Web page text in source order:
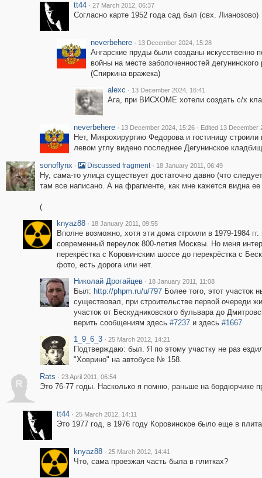
tt44 · 27 March 2012, 06:37
Согласно карте 1952 года сад был (свх. Лианозово)
neverbehere · 13 December 2024, 15:28
Ангарские пруды были созданы искусственно
войны на месте заболоченностей дегунинского
(Спиркина вражека)
alexc · 13 December 2024, 16:41
Ага, при ВИСХОМЕ хотели создать с/х
neverbehere · 13 December 2024, 15:26 · Edited 13 December
Нет, Микрохирургию Федорова и гостиницу
левом углу видено последнее Дегунинское
sonoflynx · Discussed fragment · 18 January 2011, 06:49
Ну, сама-то улица существует достаточно давно (что
там все написано. А на фрагменте, как мне кажется видна
(
knyaz88 · 18 January 2011, 09:55
Вполне возможно, хотя эти дома строили в 1979-1984
современный переулок 800-летия Москвы. Но меня
перекрёстка с Коровинским шоссе до перекрёстка с
фото, есть дорога или нет.
Николай Дрогайцев · 18 January 2011, 11:08
Был: http://phpm.ru/u/797Более того, этот участок
существовал, при строительстве первой очереди
участок от Бескудниковского бульвара до
верить сообщениям здесь #7237и здесь #1667
1_9_6_3 · 25 March 2012, 14:21
Подтверждаю: был. Я по этому участку не раз
"Ховрино" на автобусе № 158.
R
Rats · 23 April 2011, 06:54
Это 76-77 годы. Насколько я помню, раньше на бордюрчике
tt44 · 25 March 2012, 14:11
Это 1977 год, в 1976 году Коровинское было еще в
knyaz88 · 25 March 2012, 14:41
Что, сама проезжая часть была в плитках?